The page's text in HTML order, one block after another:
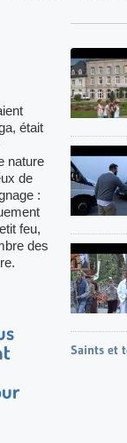
était
nature
de
:
feu,
des
Saints et